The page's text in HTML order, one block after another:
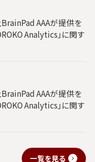
BrainPad AAAが提供を
Analytics」に関す
BrainPad AAAが提供を
Analytics」に関す
一覧を見る